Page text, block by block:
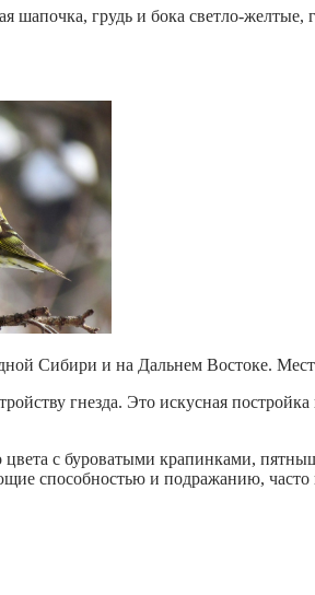
шапочка, грудь и бока светло-
Сибири и на Дальнем Востоке.
гнезда. Это искусная
с буроватыми крапинками,
способностью и подражанию,